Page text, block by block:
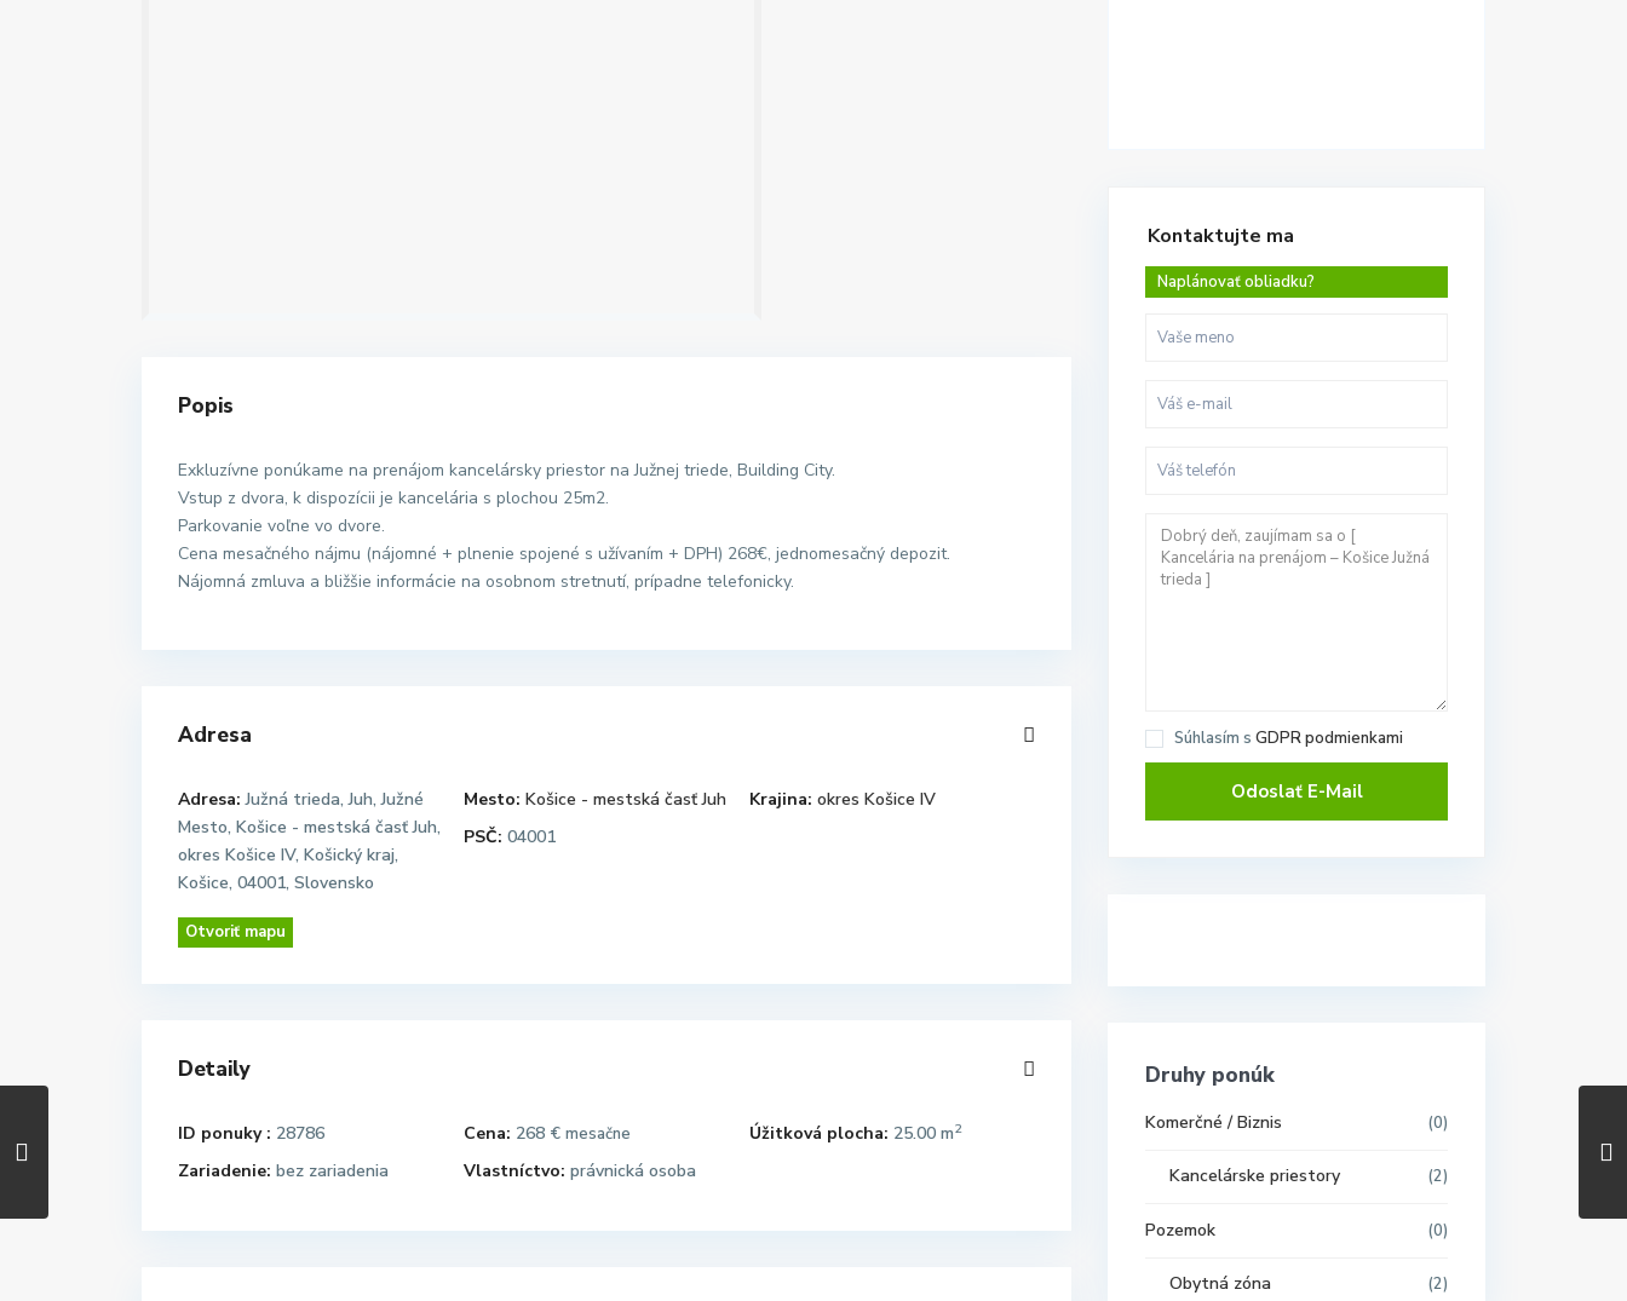
Popis
Exkluzívne ponúkame na prenájom kancelársky priestor na Južnej triede, Building City.
Vstup z dvora, k dispozícii je kancelária s plochou 25m2.
Parkovanie voľne vo dvore.
Cena mesačného nájmu (nájomné + plnenie spojené s užívaním + DPH) 268€, jednomesačný depozit.
Nájomná zmluva a bližšie informácie na osobnom stretnutí, prípadne telefonicky.
Adresa
Adresa: Južná trieda, Juh, Južné
Mesto, Košice - mestská časť Juh,
okres Košice IV, Košický kraj,
Košice, 04001, Slovensko
Mesto: Košice - mestská časť Juh Krajina: okres Košice IV
PSČ: 04001
Otvoriť mapu
Detaily
ID ponuky : 28786 Cena: 268 € mesačne Úžitková plocha: 25.00 m2
Zariadenie: bez zariadenia Vlastníctvo: právnická osoba
Kontaktujte ma
Naplánovať obliadku?
Súhlasím s GDPR podmienkami
Druhy ponúk
Komerčné / Biznis (0)
Kancelárske priestory (2)
Pozemok (0)
Obytná zóna (2)